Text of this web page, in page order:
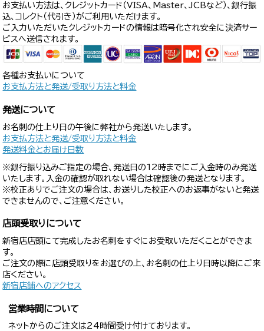
お支払い方法は、クレジットカード（VISA、Master、JCBなど）、銀行振
込、コレクト（代引き）がご利用いただけます。
ご入力いただいたクレジットカードの情報は暗号化され安全に決済サー
ビスへ送信されます。
各種お支払いについて
お支払方法と発送/受取り方法と料金
発送について
お名刺の仕上り日の午後に弊社から発送いたします。
お支払方法と発送/受取り方法と料金
発送料金とお届け日数
※銀行振り込みご指定の場合、発送日の12時までにご入金時のみ発送
いたします。入金の確認が取れない場合は確認後の発送となります。
※校正ありでご注文の場合は、お送りした校正へのお返事がないと発送
できませんので、ご注意ください。
店頭受取りについて
新宿店店頭にて完成したお名刺をすぐにお受取いただくことができま
す。
ご注文の際に店頭受取りをお選びの上、お名刺の仕上り日時以降にご来
店ください。
新宿店舗へのアクセス
営業時間について
ネットからのご注文は24時間受け付けております。